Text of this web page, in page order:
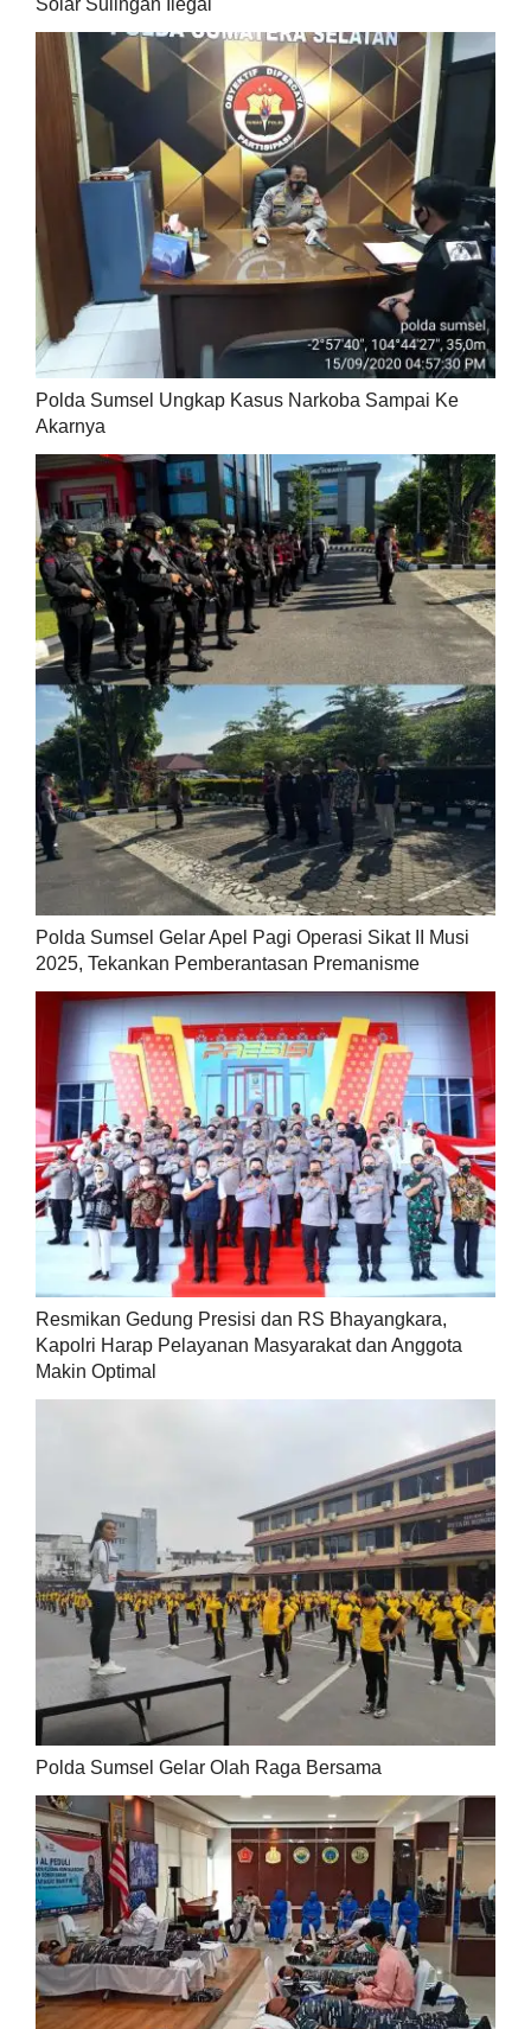
Solar Sulingan Ilegal
Polda Sumsel Ungkap Kasus Narkoba Sampai Ke
Akarnya
Polda Sumsel Gelar Apel Pagi Operasi Sikat II Musi
2025, Tekankan Pemberantasan Premanisme
Resmikan Gedung Presisi dan RS Bhayangkara,
Kapolri Harap Pelayanan Masyarakat dan Anggota
Makin Optimal
Polda Sumsel Gelar Olah Raga Bersama